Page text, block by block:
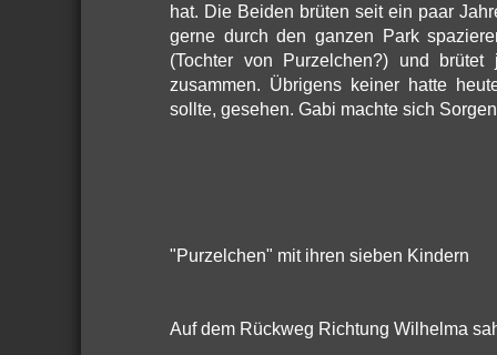
hat. Die Beiden brüten seit ein paar
gerne durch den ganzen Park
(Tochter von Purzelchen?) und
zusammen. Übrigens keiner hatte
sollte, gesehen. Gabi machte sich
"Purzelchen" mit ihren sieben Kindern
Auf dem Rückweg Richtung Wilhelma